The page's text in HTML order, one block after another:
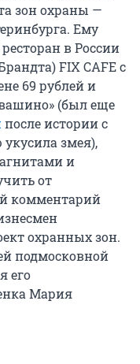
зон охраны —
Ему
в России
FIX CAFE с
69 рублей и
(был еще
после истории с
змея),
и
от
комментарий
охранных зон.
подмосковной
его
Мария